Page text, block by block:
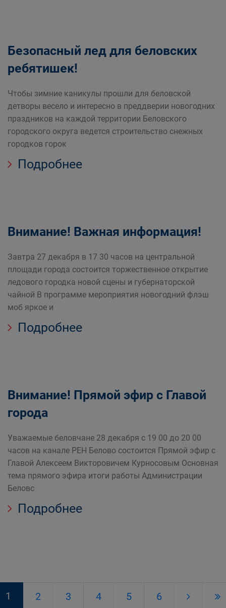
Безопасный лед для беловских
ребятишек!
Чтобы зимние каникулы прошли для беловской
детворы весело и интересно в преддверии новогодних
праздников на каждой территории Беловского
городского округа ведется строительство снежных
городков горок
Подробнее
Внимание! Важная информация!
Завтра 27 декабря в 17 30 часов на центральной
площади города состоится торжественное открытие
ледового городка новой сцены и губернаторской
чайной В программе мероприятия новогодний флэш
моб яркое и
Подробнее
Внимание! Прямой эфир с Главой
города
Уважаемые беловчане 28 декабря с 19 00 до 20 00
часов на канале РЕН Белово состоится Прямой эфир с
Главой Алексеем Викторовичем Курносовым Основная
тема прямого эфира итоги работы Администрации
Беловс
Подробнее
1 2 3 4 5 6